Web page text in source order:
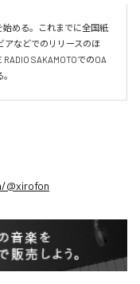
める。これまでに全国紙
アなどでのリリースのほ
SAKAMOTOでのOA
@xirofon